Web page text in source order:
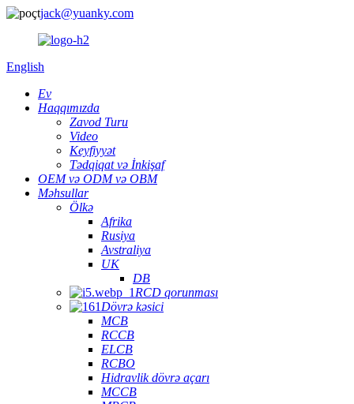
jack@yuanky.com
English
Ev
Haqqımızda
Zavod Turu
Video
Keyfiyyət
Tədqiqat və İnkişaf
OEM və ODM və OBM
Məhsullar
Ölkə
Afrika
Rusiya
Avstraliya
UK
DB
RCD qorunması
Dövrə kəsici
MCB
RCCB
ELCB
RCBO
Hidravlik dövrə açarı
MCCB